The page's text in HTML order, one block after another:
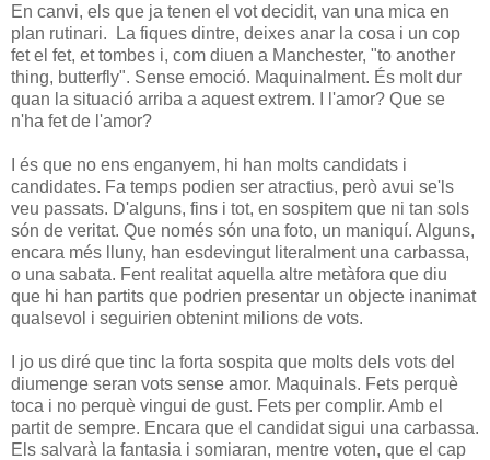
En canvi, els que ja tenen el vot decidit, van una mica en
plan rutinari. La fiques dintre, deixes anar la cosa i un cop
fet el fet, et tombes i, com diuen a Manchester, "to another
thing, butterfly". Sense emoció. Maquinalment. És molt dur
quan la situació arriba a aquest extrem. I l'amor? Que se
n'ha fet de l'amor?
I és que no ens enganyem, hi han molts candidats i
candidates. Fa temps podien ser atractius, però avui se'ls
veu passats. D'alguns, fins i tot, en sospitem que ni tan sols
són de veritat. Que només són una foto, un maniquí. Alguns,
encara més lluny, han esdevingut literalment una carbassa,
o una sabata. Fent realitat aquella altre metàfora que diu
que hi han partits que podrien presentar un objecte inanimat
qualsevol i seguirien obtenint milions de vots.
I jo us diré que tinc la forta sospita que molts dels vots del
diumenge seran vots sense amor. Maquinals. Fets perquè
toca i no perquè vingui de gust. Fets per complir. Amb el
partit de sempre. Encara que el candidat sigui una carbassa.
Els salvarà la fantasia i somiaran, mentre voten, que el cap